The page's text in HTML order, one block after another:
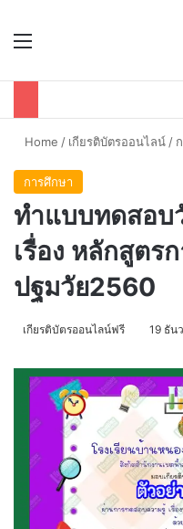
Menu
Home / เกียรติบัตรออนไลน์ /
การศึกษา
ทำแบบทดสอบ
เรื่อง หลักสูตร
ปฐมวัย2560
เกียรติบัตรออนไลน์ฟรี 19 ธัน